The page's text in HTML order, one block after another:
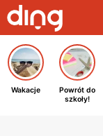
Wakacje
Powrót do
szkoły!